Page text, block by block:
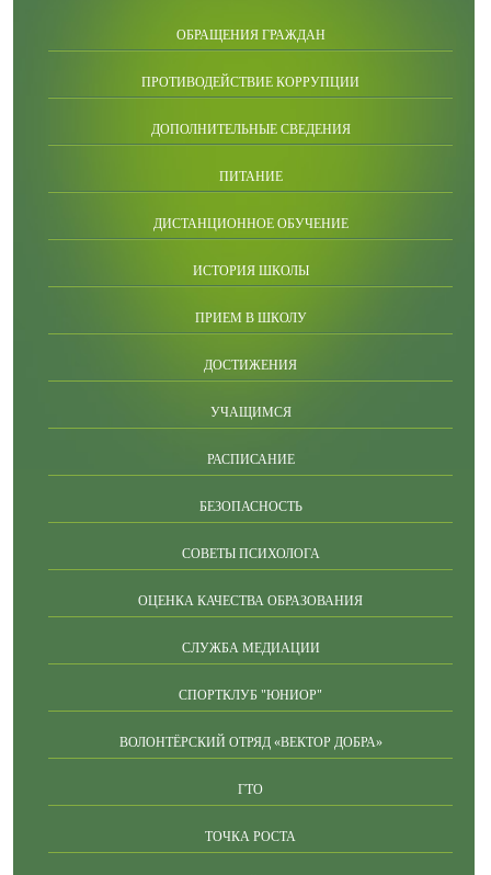
ОБРАЩЕНИЯ ГРАЖДАН
ПРОТИВОДЕЙСТВИЕ КОРРУПЦИИ
ДОПОЛНИТЕЛЬНЫЕ СВЕДЕНИЯ
ПИТАНИЕ
ДИСТАНЦИОННОЕ ОБУЧЕНИЕ
ИСТОРИЯ ШКОЛЫ
ПРИЕМ В ШКОЛУ
ДОСТИЖЕНИЯ
УЧАЩИМСЯ
РАСПИСАНИЕ
БЕЗОПАСНОСТЬ
СОВЕТЫ ПСИХОЛОГА
ОЦЕНКА КАЧЕСТВА ОБРАЗОВАНИЯ
СЛУЖБА МЕДИАЦИИ
СПОРТКЛУБ "ЮНИОР"
ВОЛОНТЁРСКИЙ ОТРЯД «ВЕКТОР ДОБРА»
ГТО
ТОЧКА РОСТА